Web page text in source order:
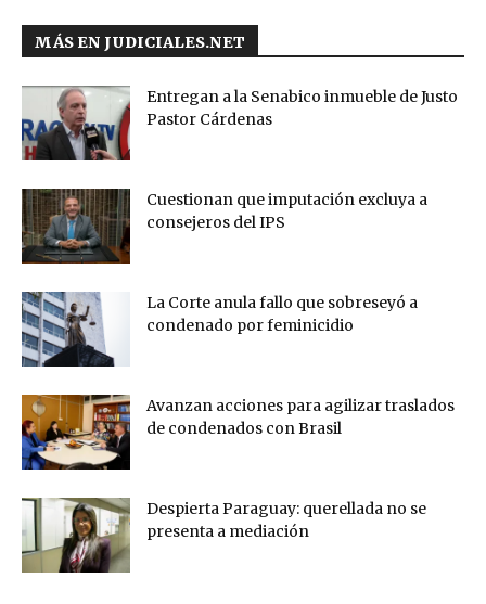
MÁS EN JUDICIALES.NET
Entregan a la Senabico inmueble de Justo
Pastor Cárdenas
Cuestionan que imputación excluya a
consejeros del IPS
La Corte anula fallo que sobreseyó a
condenado por feminicidio
Avanzan acciones para agilizar traslados
de condenados con Brasil
Despierta Paraguay: querellada no se
presenta a mediación